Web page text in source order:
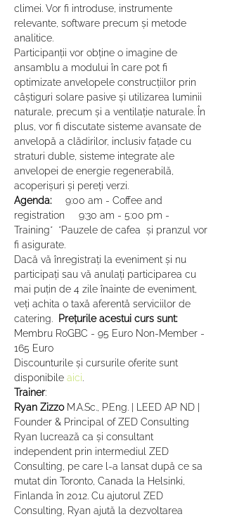
climei. Vor fi introduse, instrumente
relevante, software precum și metode
analitice.
Participanții vor obține o imagine de
ansamblu a modului în care pot fi
optimizate anvelopele construcțiilor prin
câștiguri solare pasive și utilizarea luminii
naturale, precum și a ventilație naturale. În
plus, vor fi discutate sisteme avansate de
anvelopă a clădirilor, inclusiv fațade cu
straturi duble, sisteme integrate ale
anvelopei de energie regenerabilă,
acoperișuri și pereți verzi.
Agenda: 9:00 am - Coffee and
registration     9:30 am - 5:00 pm -
Training*  *Pauzele de cafea  și pranzul vor
fi asigurate.
Dacă vă înregistrați la eveniment și nu
participați sau vă anulați participarea cu
mai puțin de 4 zile înainte de eveniment,
veți achita o taxă aferentă serviciilor de
catering.
Prețurile acestui curs sunt:
Membru RoGBC - 95 Euro Non-Member -
165 Euro
Discounturile și cursurile oferite sunt
disponibile aici.
Trainer:
Ryan Zizzo M.A.Sc., P.Eng. | LEED AP ND |
Founder & Principal of ZED Consulting
Ryan lucrează ca și consultant
independent prin intermediul ZED
Consulting, pe care l-a lansat după ce sa
mutat din Toronto, Canada la Helsinki,
Finlanda în 2012. Cu ajutorul ZED
Consulting, Ryan ajută la dezvoltarea